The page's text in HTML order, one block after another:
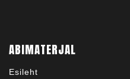
ABIMATERJAL
Esileht